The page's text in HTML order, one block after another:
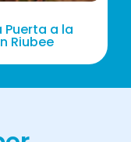
Puerta a la
Riubee